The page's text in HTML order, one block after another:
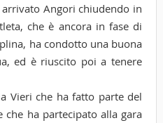
Angori chiudendo in
che è ancora in fase di
ha condotto una buona
ed è riuscito poi a tenere
Vieri che ha fatto parte del
ha partecipato alla gara